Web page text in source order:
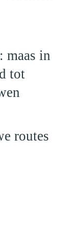
maas in
tot
routes